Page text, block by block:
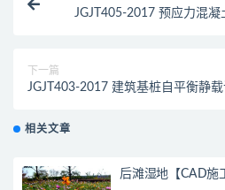
JGJT405-2017 预应力混凝
下一篇
JGJT403-2017 建筑基桩自平衡静
相关文章
后滩湿地【CAD施